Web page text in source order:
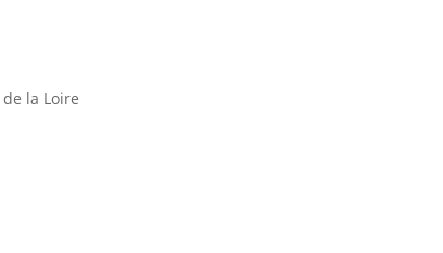
la Loire